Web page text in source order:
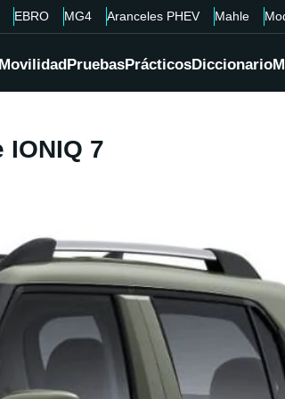
EBRO MG4 Aranceles PHEV Mahle
MovilidadPruebasPrácticosDiccionario
7